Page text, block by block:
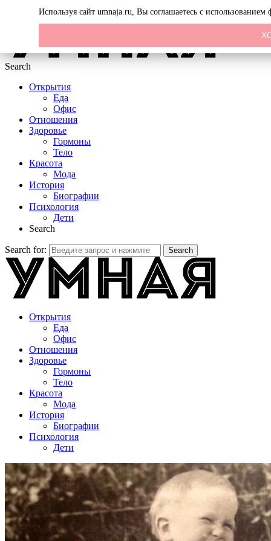
Search
Открытия
Еда
Офис
Отношения
Здоровье
Гормоны
Тело
Красота
Мода
История
Биографии
Психология
Дети
Search
Search for: Search
Открытия
Еда
Офис
Отношения
Здоровье
Гормоны
Тело
Красота
Мода
История
Биографии
Психология
Дети
Используя сайт umnaja.ru, Вы соглашаетесь с использованием